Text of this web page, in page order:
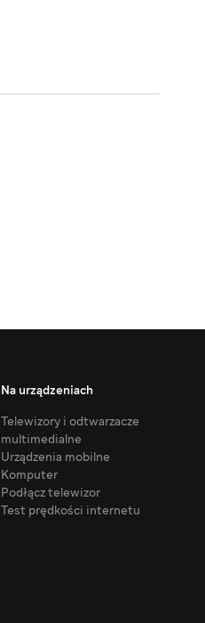
Na urządzeniach
Telewizory i odtwarzacze
multimedialne
Urządzenia mobilne
Komputer
Podłącz telewizor
Test prędkości internetu